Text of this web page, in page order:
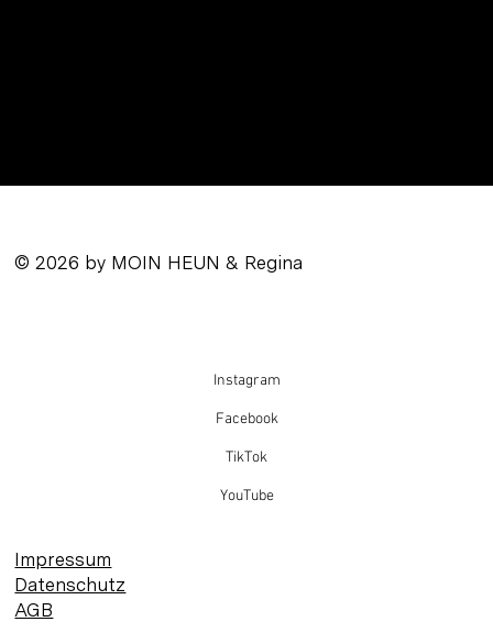
© 2026 by MOIN HEUN & Regina
Instagram
Facebook
TikTok
YouTube
Impressum
Datenschutz
AGB